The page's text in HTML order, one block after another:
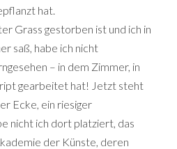
hat.
Grass gestorben ist und ich in
saß, habe ich nicht
– in dem Zimmer, in
gearbeitet hat! Jetzt steht
Ecke, ein riesiger
nicht ich dort platziert, das
der Künste, deren